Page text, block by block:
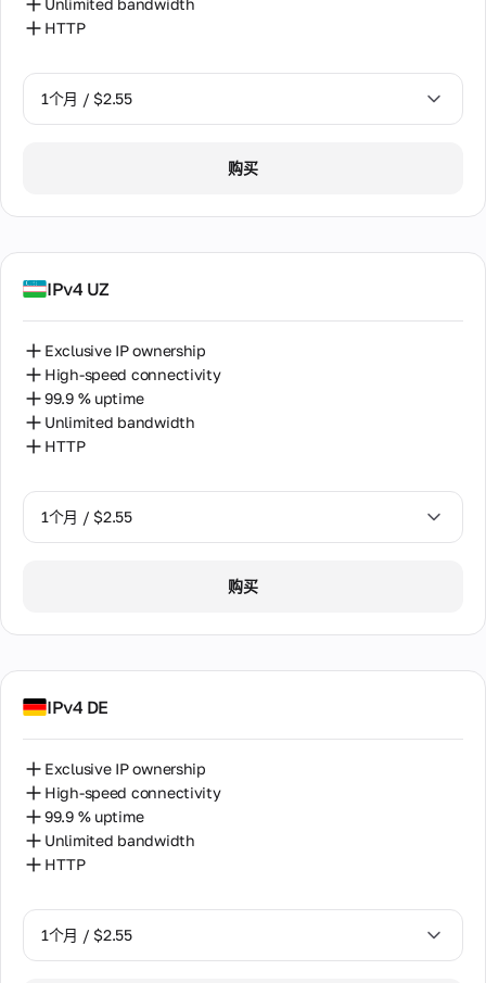
作
伙
计
划
转
Unlimited bandwidth
HTTP
1个月 / $2.55
购买
IPv4 UZ
Exclusive IP ownership
High-speed connectivity
99.9 % uptime
Unlimited bandwidth
HTTP
1个月 / $2.55
购买
IPv4 DE
Exclusive IP ownership
High-speed connectivity
99.9 % uptime
Unlimited bandwidth
HTTP
1个月 / $2.55